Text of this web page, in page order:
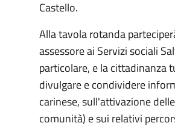
Castello.
Alla tavola rotanda
assessore ai Servizi sociali
particolare, e la cittadinanza
divulgare e condividere
carinese, sull'attivazione
comunità) e sui relativi